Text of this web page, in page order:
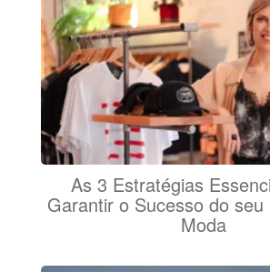
As 3 Estratégias
Garantir o Sucesso do seu
Moda